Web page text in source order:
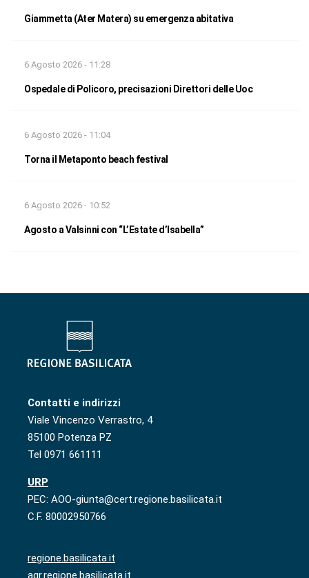
Giammetta (Ater Matera) su emergenza abitativa
6 Agosto 2026 - 11:28
Ospedale di Policoro, precisazioni Direttori delle Uoc
6 Agosto 2026 - 11:04
Torna il Metaponto beach festival
6 Agosto 2026 - 10:52
Agosto a Valsinni con “L’Estate d’Isabella”
Contatti e indirizzi
Viale Vincenzo Verrastro, 4
85100 Potenza PZ
Tel 0971 661111
URP
PEC: AOO-giunta@cert.regione.basilicata.it
C.F. 80002950766
regione.basilicata.it
agr.regione.basilicata.it